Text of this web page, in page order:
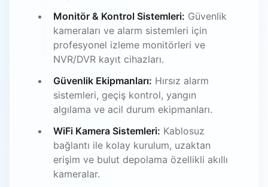
Monitör & Kontrol Sistemleri: Güvenlik
kameraları ve alarm sistemleri için
profesyonel izleme monitörleri ve
NVR/DVR kayıt cihazları.
Güvenlik Ekipmanları: Hırsız alarm
sistemleri, geçiş kontrol, yangın
algılama ve acil durum ekipmanları.
WiFi Kamera Sistemleri: Kablosuz
bağlantı ile kolay kurulum, uzaktan
erişim ve bulut depolama özellikli akıllı
kameralar.